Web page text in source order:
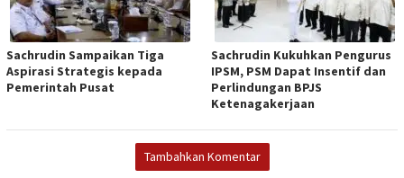
Sachrudin Sampaikan Tiga
Aspirasi Strategis kepada
Pemerintah Pusat
Sachrudin Kukuhkan Pengurus
IPSM, PSM Dapat Insentif dan
Perlindungan BPJS
Ketenagakerjaan
Tambahkan Komentar